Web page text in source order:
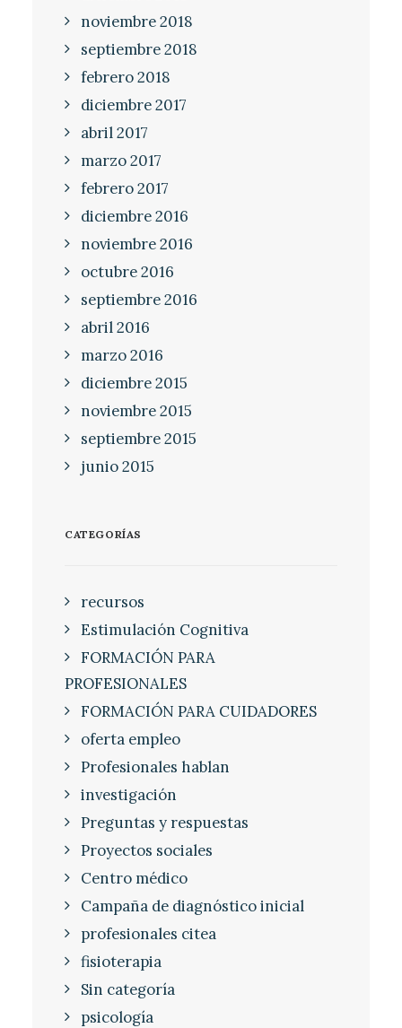
noviembre 2018
septiembre 2018
febrero 2018
diciembre 2017
abril 2017
marzo 2017
febrero 2017
diciembre 2016
noviembre 2016
octubre 2016
septiembre 2016
abril 2016
marzo 2016
diciembre 2015
noviembre 2015
septiembre 2015
junio 2015
CATEGORÍAS
recursos
Estimulación Cognitiva
FORMACIÓN PARA
PROFESIONALES
FORMACIÓN PARA CUIDADORES
oferta empleo
Profesionales hablan
investigación
Preguntas y respuestas
Proyectos sociales
Centro médico
Campaña de diagnóstico inicial
profesionales citea
fisioterapia
Sin categoría
psicología